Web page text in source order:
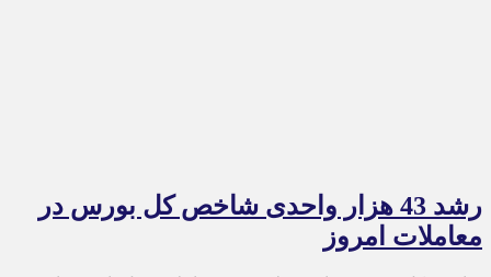
رشد 43 هزار واحدی شاخص کل بورس در
معاملات امروز